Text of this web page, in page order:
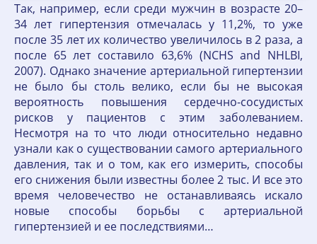
Так, например, если среди мужчин в возрасте 20–
34 лет гипертензия отмечалась у 11,2%, то уже
после 35 лет их количество увеличилось в 2 раза, а
после 65 лет составило 63,6% (NCHS and NHLBI,
2007). Однако значение артериальной гипертензии
не было бы столь велико, если бы не высокая
вероятность повышения сердечно-сосудистых
рисков у пациентов с этим заболеванием.
Несмотря на то что люди относительно недавно
узнали как о существовании самого артериального
давления, так и о том, как его измерить, способы
его снижения были известны более 2 тыс. И все это
время человечество не останавливаясь искало
новые способы борьбы с артериальной
гипертензией и ее последствиями…